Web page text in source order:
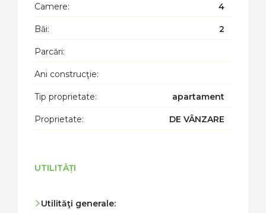
Camere: 4
Băi: 2
Parcări:
Ani construcţie:
Tip proprietate: apartament
Proprietate: DE VÂNZARE
UTILITĂȚI
Utilităţi generale: